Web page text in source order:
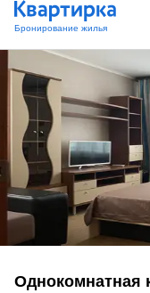
Однокомнатная